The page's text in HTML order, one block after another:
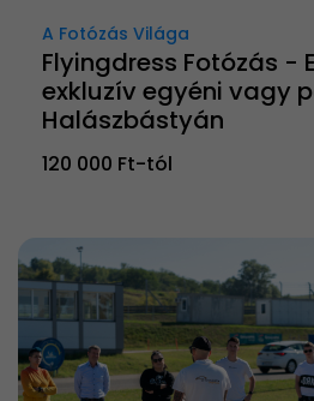
A Fotózás Világa
Flyingdress Fotózás -
exkluzív egyéni vagy
Halászbástyán
120 000 Ft-tól